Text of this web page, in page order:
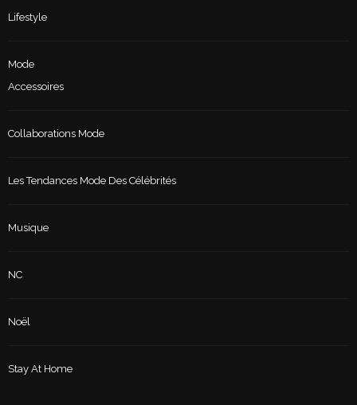
Lifestyle
Mode
Accessoires
Collaborations Mode
Les Tendances Mode Des Célébrités
Musique
NC
Noël
Stay At Home